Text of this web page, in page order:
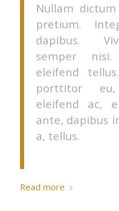
Nullam
pretium.
dapibus.
semper
eleifend
porttitor
eleifend ac,
ante, dapibus
a, tellus.
Read more